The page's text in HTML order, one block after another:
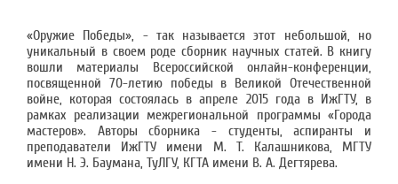
«Оружие Победы», - так называется этот небольшой, но
уникальный в своем роде сборник научных статей. В книгу
вошли материалы Всероссийской онлайн-конференции,
посвященной 70-летию победы в Великой Отечественной
войне, которая состоялась в апреле 2015 года в ИжГТУ, в
рамках реализации межрегиональной программы «Города
мастеров». Авторы сборника - студенты, аспиранты и
преподаватели ИжГТУ имени М. Т. Калашникова, МГТУ
имени Н. Э. Баумана, ТуЛГУ, КГТА имени В. А. Дегтярева.